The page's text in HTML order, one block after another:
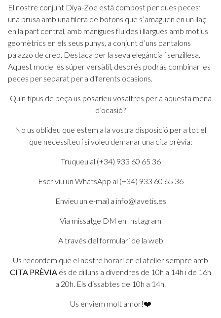
El nostre conjunt Diya-Zoe està compost per dues peces;
una brusa amb una filera de botons que s’amaguen en un llaç
en la part central, amb mànigues fluides i llargues amb motius
geomètrics en els seus punys, a conjunt d’uns pantalons
palazzo de crep. Destaca per la seva elegància i senzillesa.
Aquest model és súper versàtil, després podràs combinar les
peces per separat per a diferents ocasions.
Quin tipus de peça us posaríeu vosaltres per a aquesta mena
d’ocasió?
No us oblideu que estem a la vostra disposició per a tot el
que necessiteu i si voleu demanar una cita prèvia:
Truqueu al (+34) 933 60 65 36
Escriviu un WhatsApp al (+34) 933 60 65 36
Envieu un e-mail a info@lavetis.es
Via missatge DM en Instagram
A través del formulari de la web
Us recordem que el nostre horari en el atelier sempre amb
CITA PRÈVIA és de dilluns a divendres de 10h a 14h i de 16h
a 20h. Els dissabtes de 10h a 14h.
Us enviem molt amor!❤️